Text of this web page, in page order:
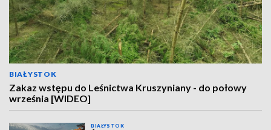
BIAŁYSTOK
Zakaz wstępu do Leśnictwa Kruszyniany - do połowy
września [WIDEO]
BIAŁYSTOK